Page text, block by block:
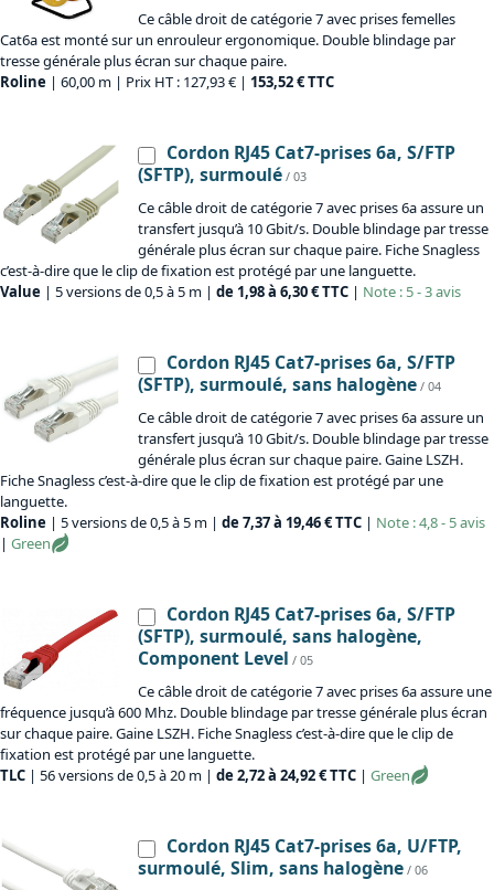
Ce câble droit de catégorie 7 avec prises femelles
Cat6a est monté sur un enrouleur ergonomique. Double blindage par
tresse générale plus écran sur chaque paire.
Roline | 60,00 m | Prix HT : 127,93 € | 153,52 € TTC
Cordon RJ45 Cat7-prises 6a, S/FTP
(SFTP), surmoulé / 03
Ce câble droit de catégorie 7 avec prises 6a assure un
transfert jusqu’à 10 Gbit/s. Double blindage par tresse
générale plus écran sur chaque paire. Fiche Snagless
c’est-à-dire que le clip de fixation est protégé par une languette.
Value | 5 versions de 0,5 à 5 m | de 1,98 à 6,30 € TTC | Note : 5 - 3 avis
Cordon RJ45 Cat7-prises 6a, S/FTP
(SFTP), surmoulé, sans halogène / 04
Ce câble droit de catégorie 7 avec prises 6a assure un
transfert jusqu’à 10 Gbit/s. Double blindage par tresse
générale plus écran sur chaque paire. Gaine LSZH.
Fiche Snagless c’est-à-dire que le clip de fixation est protégé par une
languette.
Roline | 5 versions de 0,5 à 5 m | de 7,37 à 19,46 € TTC | Note : 4,8 - 5 avis
| Green
Cordon RJ45 Cat7-prises 6a, S/FTP
(SFTP), surmoulé, sans halogène,
Component Level / 05
Ce câble droit de catégorie 7 avec prises 6a assure une
fréquence jusqu’à 600 Mhz. Double blindage par tresse générale plus écran
sur chaque paire. Gaine LSZH. Fiche Snagless c’est-à-dire que le clip de
fixation est protégé par une languette.
TLC | 56 versions de 0,5 à 20 m | de 2,72 à 24,92 € TTC | Green
Cordon RJ45 Cat7-prises 6a, U/FTP,
surmoulé, Slim, sans halogène / 06